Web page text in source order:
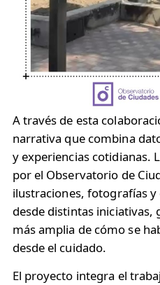
A través de esta
narrativa que combina
y experiencias cotidianas.
por el Observatorio de
ilustraciones, fotografías
desde distintas iniciativas,
más amplia de cómo se
desde el cuidado.
El proyecto integra el